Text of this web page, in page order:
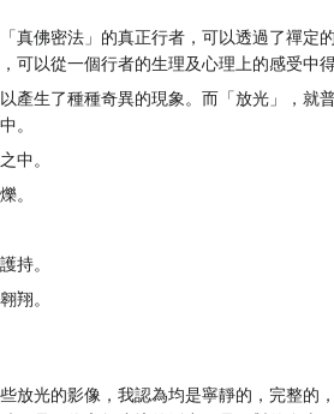
真佛密法」的真正行者，可以透過了禪定
可以從一個行者的生理及心理上的感受中得
產生了種種奇異的現象。而「放光」，就
。
中。
。
持。
翔。
放光的影像，我認為均是寧靜的，完整的